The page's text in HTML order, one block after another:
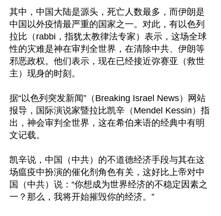
其中，中国大陆是源头，死亡人数最多，而伊朗是
中国以外疫情最严重的国家之一。对此，有以色列
拉比（rabbi，指犹太教律法专家）表示，这场全球
性的灾难是神在审判全世界，在清除中共、伊朗等
邪恶政权。他们表示，现在已经接近弥赛亚（救世
主）现身的时刻。
据“以色列突发新闻”（Breaking Israel News）网站
报导，国际演说家暨拉比凯辛（Mendel Kessin）指
出，神会审判全世界，这在希伯来语的经典中有明
文记载。
凯辛说，中国（中共）的不道德经济手段与其在这
场瘟疫中扮演的催化剂角色有关，这好比上帝对中
国（中共）说：“你想成为世界经济的不稳定因素之
一？那么，我将开始摧毁你的经济。”